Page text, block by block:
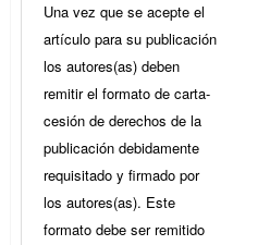
Una vez que se acepte el
artículo para su publicación
los autores(as) deben
remitir el formato de carta-
cesión de derechos de la
publicación debidamente
requisitado y firmado por
los autores(as). Este
formato debe ser remitido